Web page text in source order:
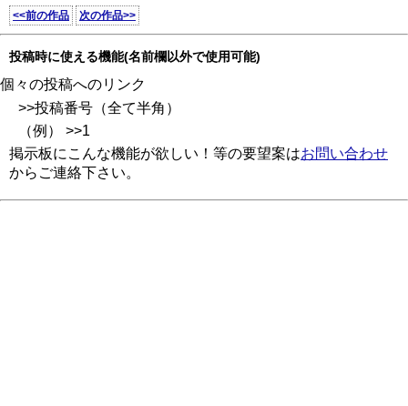
<<前の作品 次の作品>>
投稿時に使える機能(名前欄以外で使用可能)
個々の投稿へのリンク
>>投稿番号（全て半角）
（例） >>1
掲示板にこんな機能が欲しい！等の要望案はお問い合わせ
からご連絡下さい。